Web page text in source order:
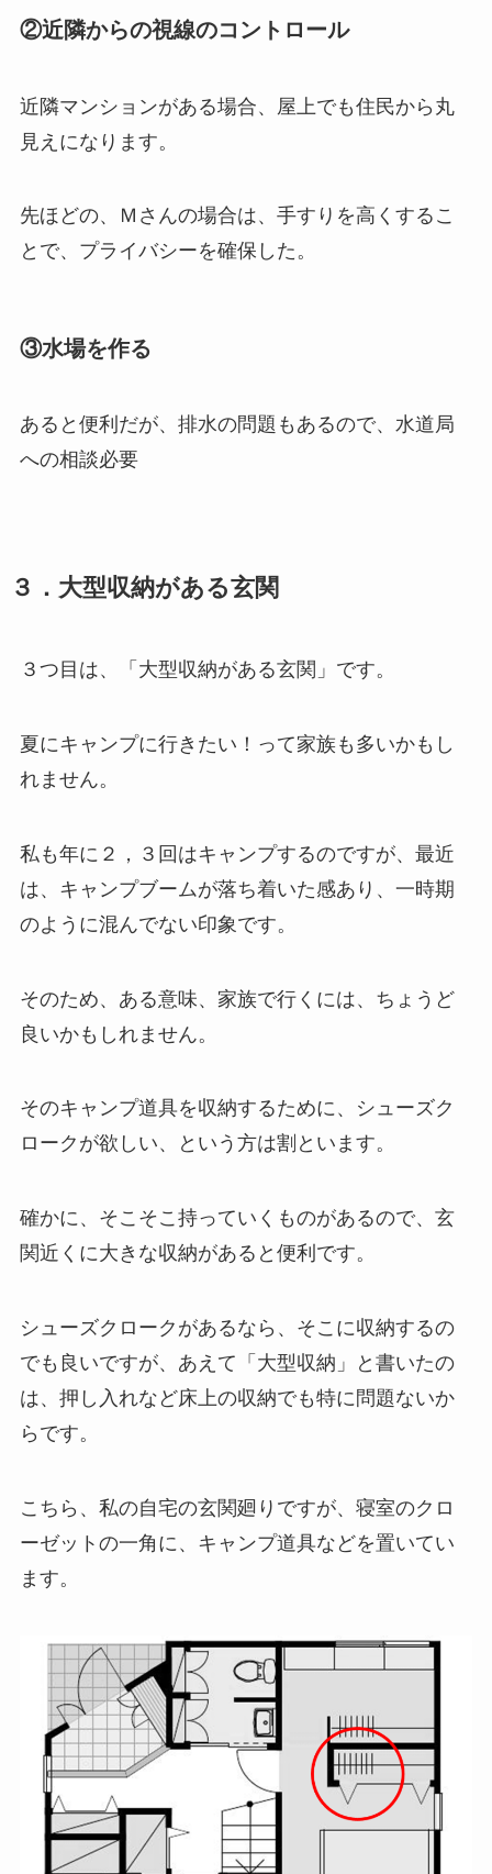
②近隣からの視線のコントロール
近隣マンションがある場合、屋上でも住民から丸
見えになります。
先ほどの、Ｍさんの場合は、手すりを高くするこ
とで、プライバシーを確保した。
③水場を作る
あると便利だが、排水の問題もあるので、水道局
への相談必要
３．大型収納がある玄関
３つ目は、「大型収納がある玄関」です。
夏にキャンプに行きたい！って家族も多いかもし
れません。
私も年に２，３回はキャンプするのですが、最近
は、キャンプブームが落ち着いた感あり、一時期
のように混んでない印象です。
そのため、ある意味、家族で行くには、ちょうど
良いかもしれません。
そのキャンプ道具を収納するために、シューズク
ロークが欲しい、という方は割といます。
確かに、そこそこ持っていくものがあるので、玄
関近くに大きな収納があると便利です。
シューズクロークがあるなら、そこに収納するの
でも良いですが、あえて「大型収納」と書いたの
は、押し入れなど床上の収納でも特に問題ないか
らです。
こちら、私の自宅の玄関廻りですが、寝室のクロ
ーゼットの一角に、キャンプ道具などを置いてい
ます。